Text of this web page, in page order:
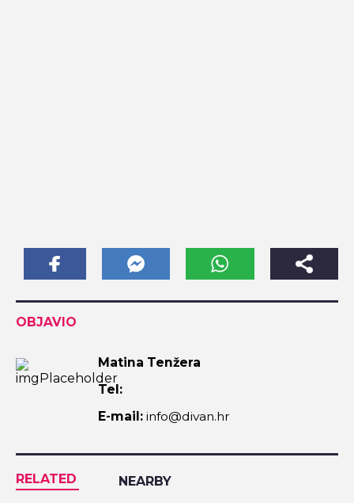
OBJAVIO
Matina Tenžera
Tel:
E-mail: info@divan.hr
RELATED NEARBY